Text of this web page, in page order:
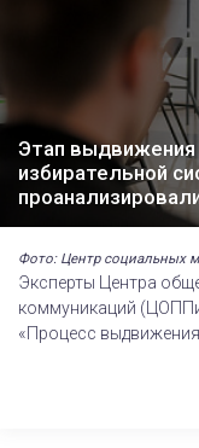
Этап выдвижения
избирательной
Фото: Центр социальных
Эксперты Центра
коммуникаций
«Процесс выдвижения